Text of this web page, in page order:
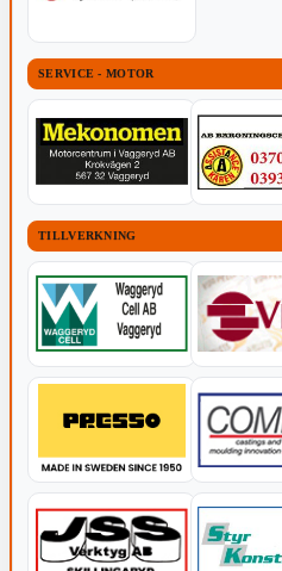
SERVICE - MOTOR
TILLVERKNING